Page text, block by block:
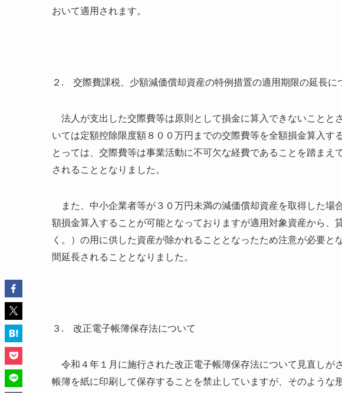
おいて適用されます。
２. 交際費課税、少額減価償却資産の特例措置の適用期限の延長に
法人が支出した交際費等は原則として損金に算入できないことと
いては定額控除限度額８００万円までの交際費等を全額損金算入す
とっては、交際費等は事業活動に不可欠な経費であることを踏まえ
されることとなりました。
また、中小企業者等が３０万円未満の減価償却資産を取得した場
額損金算入することが可能となっておりますが適用対象資産から、
く。）の用に供した資産が除かれることとなったため注意が必要と
間延長されることとなりました。
３. 改正電子帳簿保存法について
令和４年１月に施行された改正電子帳簿保存法について見直しが
帳簿を紙に印刷して保存することを禁止していますが、そのような